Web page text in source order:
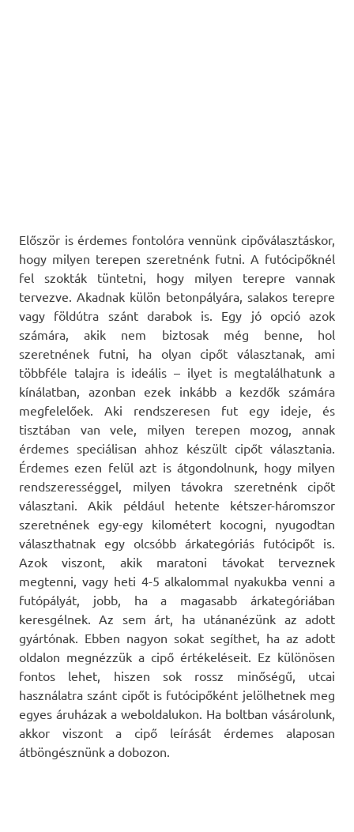
Először is érdemes fontolóra vennünk cipőválasztáskor,
hogy milyen terepen szeretnénk futni. A futócipőknél
fel szokták tüntetni, hogy milyen terepre vannak
tervezve. Akadnak külön betonpályára, salakos terepre
vagy földútra szánt darabok is. Egy jó opció azok
számára, akik nem biztosak még benne, hol
szeretnének futni, ha olyan cipőt választanak, ami
többféle talajra is ideális – ilyet is megtalálhatunk a
kínálatban, azonban ezek inkább a kezdők számára
megfelelőek. Aki rendszeresen fut egy ideje, és
tisztában van vele, milyen terepen mozog, annak
érdemes speciálisan ahhoz készült cipőt választania.
Érdemes ezen felül azt is átgondolnunk, hogy milyen
rendszerességgel, milyen távokra szeretnénk cipőt
választani. Akik például hetente kétszer-háromszor
szeretnének egy-egy kilométert kocogni, nyugodtan
választhatnak egy olcsóbb árkategóriás futócipőt is.
Azok viszont, akik maratoni távokat terveznek
megtenni, vagy heti 4-5 alkalommal nyakukba venni a
futópályát, jobb, ha a magasabb árkategóriában
keresgélnek. Az sem árt, ha utánanézünk az adott
gyártónak. Ebben nagyon sokat segíthet, ha az adott
oldalon megnézzük a cipő értékeléseit. Ez különösen
fontos lehet, hiszen sok rossz minőségű, utcai
használatra szánt cipőt is futócipőként jelölhetnek meg
egyes áruházak a weboldalukon. Ha boltban vásárolunk,
akkor viszont a cipő leírását érdemes alaposan
átböngésznünk a dobozon.